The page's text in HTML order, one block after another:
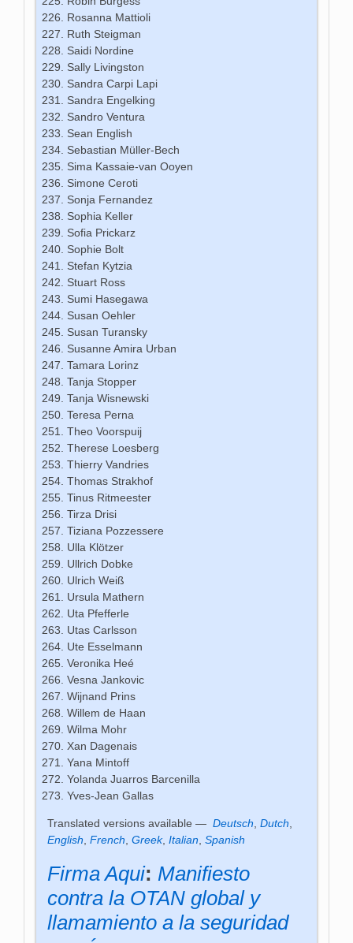
Rosanna Mattioli
Ruth Steigman
Saidi Nordine
Sally Livingston
Sandra Carpi Lapi
Sandra Engelking
Sandro Ventura
Sean English
Sebastian Müller-Bech
Sima Kassaie-van Ooyen
Simone Ceroti
Sonja Fernandez
Sophia Keller
Sofia Prickarz
Sophie Bolt
Stefan Kytzia
Stuart Ross
Sumi Hasegawa
Susan Oehler
Susan Turansky
Susanne Amira Urban
Tamara Lorinz
Tanja Stopper
Tanja Wisnewski
Teresa Perna
Theo Voorspuij
Therese Loesberg
Thierry Vandries
Thomas Strakhof
Tinus Ritmeester
Tirza Drisi
Tiziana Pozzessere
Ulla Klötzer
Ullrich Dobke
Ulrich Weiß
Ursula Mathern
Uta Pfefferle
Utas Carlsson
Ute Esselmann
Veronika Heé
Vesna Jankovic
Wijnand Prins
Willem de Haan
Wilma Mohr
Xan Dagenais
Yana Mintoff
Yolanda Juarros Barcenilla
Yves-Jean Gallas
Translated versions available —Deutsch ,Dutch
English ,French ,Greek,Italian ,Spanish
Firma Aqui: Manifiesto
contra la OTAN global y
llamamiento a la seguridad